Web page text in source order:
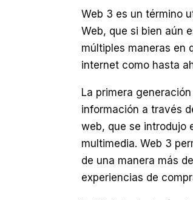
Web 3 es un término
Web, que si bien aún
múltiples maneras en
internet como hasta
La primera
información a través
web, que se introdujo
multimedia. Web 3
de una manera más
experiencias de